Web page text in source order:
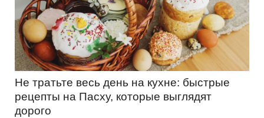
Не тратьте весь день на кухне: быстрые
рецепты на Пасху, которые выглядят
дорого